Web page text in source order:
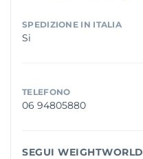
SPEDIZIONE IN ITALIA
Si
TELEFONO
06 94805880
SEGUI WEIGHTWORLD